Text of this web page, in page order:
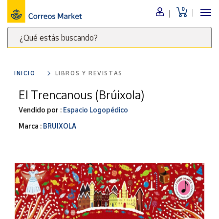
0
¿Qué estás buscando?
clave
para
buscar
productos
Menú
Nuestro
catálogo
Alimentación
Bebidas
Ocio y cultura
Juguetes y
Merchandising
y regalos
Tienda de
Correos
INICIO LIBROS Y REVISTAS
El Trencanous (Brúixola)
Vendido por : Espacio Logopédico
Marca : BRUIXOLA